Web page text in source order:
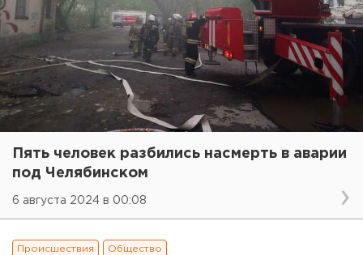
Пять человек разбились насмерть в аварии
под Челябинском
6 августа 2024 в 00:08
Происшествия Общество